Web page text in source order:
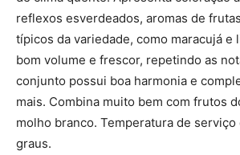
reflexos esverdeados, aromas de
típicos da variedade, como maracujá e
bom volume e frescor, repetindo as
conjunto possui boa harmonia e
mais. Combina muito bem com frutos
molho branco. Temperatura de serviço
graus.